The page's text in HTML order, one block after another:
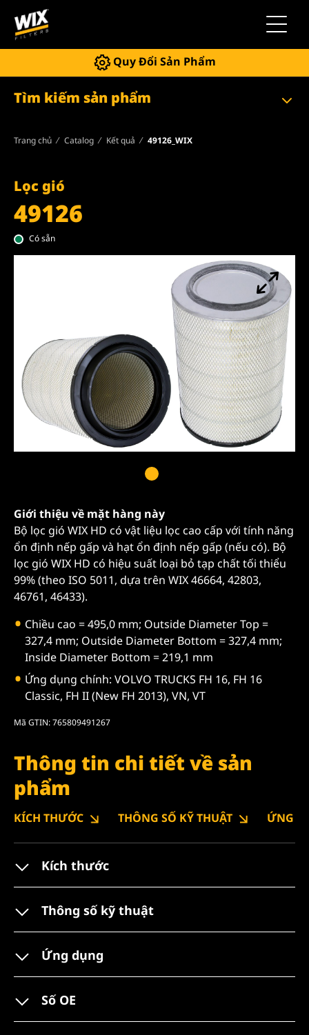
Quy Đổi Sản Phẩm
Tìm kiếm sản phẩm
Trang chủ Catalog Kết quả 49126_WIX
Lọc gió
49126
Có sẵn
Giới thiệu về mặt hàng này
Bộ lọc gió WIX HD có vật liệu lọc cao cấp với tính năng
ổn định nếp gấp và hạt ổn định nếp gấp (nếu có). Bộ
lọc gió WIX HD có hiệu suất loại bỏ tạp chất tối thiểu
99% (theo ISO 5011, dựa trên WIX 46664, 42803,
46761, 46433).
Chiều cao = 495,0 mm; Outside Diameter Top =
327,4 mm; Outside Diameter Bottom = 327,4 mm;
Inside Diameter Bottom = 219,1 mm
Ứng dụng chính: VOLVO TRUCKS FH 16, FH 16
Classic, FH II (New FH 2013), VN, VT
Mã GTIN: 765809491267
Thông tin chi tiết về sản
phẩm
KÍCH THƯỚC THÔNG SỐ KỸ THUẬT ỨNG
Kích thước
Thông số kỹ thuật
Ứng dụng
Số OE